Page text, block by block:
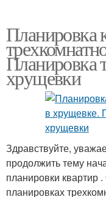
Планировка
Планировка
хрущевки
Здравствуйте,
продолжить тему
планировки квартир
планировках